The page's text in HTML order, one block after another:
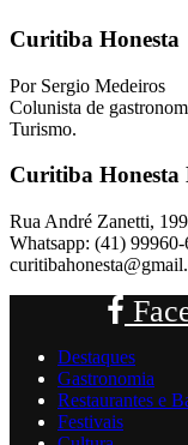
Curitiba Honesta
Por Sergio Medeiros
Colunista de
Turismo.
Curitiba Honesta
Rua André Zanetti,
Whatsapp: (41) 99960-
Destaques
Gastronomia
Restaurantes e
Festivais